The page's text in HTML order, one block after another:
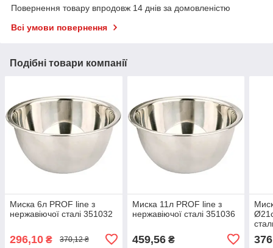
Повернення товару впродовж 14 днів за домовленістю
Всі умови повернення
Подібні товари компанії
Миска 6л PROF line з
нержавіючої сталі 351032
296,10 ₴ 370,12 ₴
Миска 11л PROF line з
нержавіючої сталі 351036
459,56₴